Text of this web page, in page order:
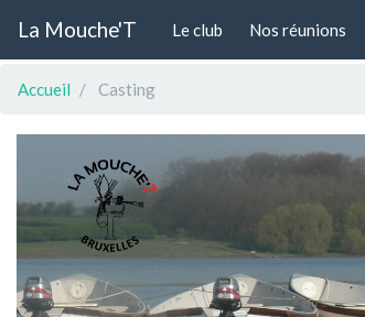
La Mouche'T Le club (actuel)
Nos réunions
Accueil Casting